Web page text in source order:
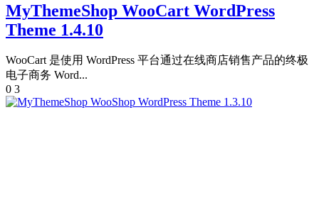
MyThemeShop WooCart WordPress
Theme 1.4.10
WooCart 是使用 WordPress 平台通过在线商店销售产品的终极
电子商务 Word...
0 3